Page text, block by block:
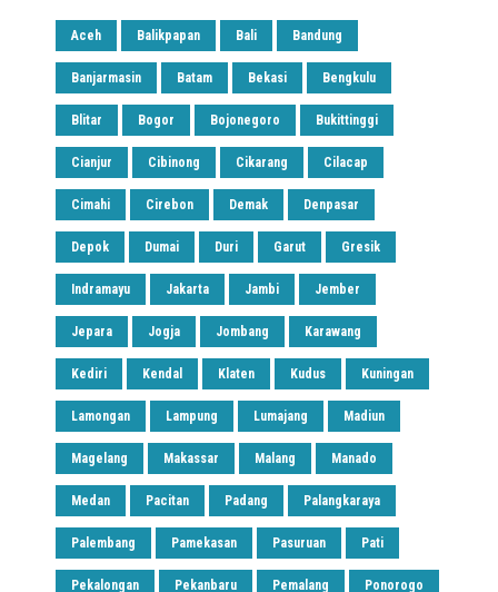
Aceh Balikpapan Bali Bandung
Banjarmasin Batam Bekasi Bengkulu
Blitar Bogor Bojonegoro Bukittinggi
Cianjur Cibinong Cikarang Cilacap
Cimahi Cirebon Demak Denpasar
Depok Dumai Duri Garut Gresik
Indramayu Jakarta Jambi Jember
Jepara Jogja Jombang Karawang
Kediri Kendal Klaten Kudus Kuningan
Lamongan Lampung Lumajang Madiun
Magelang Makassar Malang Manado
Medan Pacitan Padang Palangkaraya
Palembang Pamekasan Pasuruan Pati
Pekalongan Pekanbaru Pemalang Ponorogo